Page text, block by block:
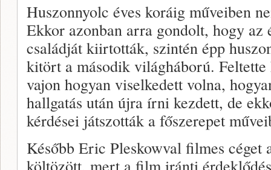
Huszonnyolc éves koráig műveiben
Ekkor azonban arra gondolt, hogy az
családját kiirtották, szintén épp
kitört a második világháború. Feltette
vajon hogyan viselkedett volna,
hallgatás után újra írni kezdett, de
kérdései játszották a főszerepet
Később Eric Pleskowval filmes céget
költözött, mert a film iránti